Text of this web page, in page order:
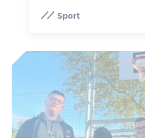
Sport